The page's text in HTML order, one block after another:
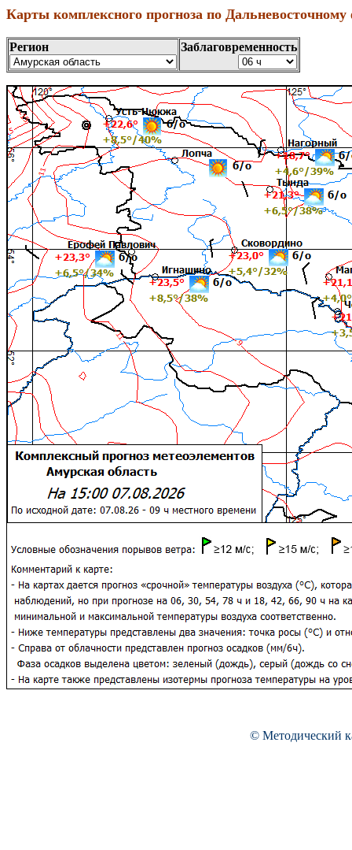
Карты комплексного прогноза по Дальневосточному
Регион Заблаговременность
© Методический